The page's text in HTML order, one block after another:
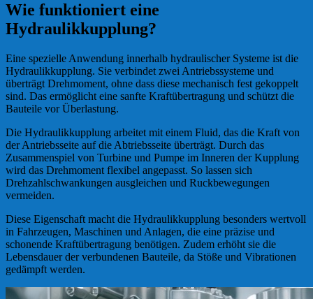
Wie funktioniert eine
Hydraulikkupplung?
Eine spezielle Anwendung innerhalb hydraulischer Systeme ist die
Hydraulikkupplung. Sie verbindet zwei Antriebssysteme und
überträgt Drehmoment, ohne dass diese mechanisch fest gekoppelt
sind. Das ermöglicht eine sanfte Kraftübertragung und schützt die
Bauteile vor Überlastung.
Die Hydraulikkupplung arbeitet mit einem Fluid, das die Kraft von
der Antriebsseite auf die Abtriebsseite überträgt. Durch das
Zusammenspiel von Turbine und Pumpe im Inneren der Kupplung
wird das Drehmoment flexibel angepasst. So lassen sich
Drehzahlschwankungen ausgleichen und Ruckbewegungen
vermeiden.
Diese Eigenschaft macht die Hydraulikkupplung besonders wertvoll
in Fahrzeugen, Maschinen und Anlagen, die eine präzise und
schonende Kraftübertragung benötigen. Zudem erhöht sie die
Lebensdauer der verbundenen Bauteile, da Stöße und Vibrationen
gedämpft werden.